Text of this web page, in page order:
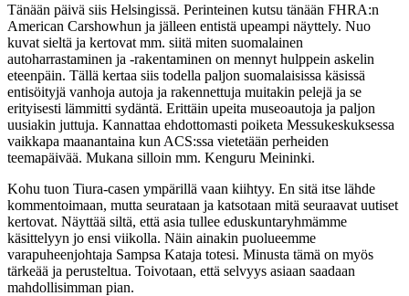
Tänään päivä siis Helsingissä. Perinteinen kutsu tänään FHRA:n
American Carshowhun ja jälleen entistä upeampi näyttely. Nuo
kuvat sieltä ja kertovat mm. siitä miten suomalainen
autoharrastaminen ja -rakentaminen on mennyt hulppein askelin
eteenpäin. Tällä kertaa siis todella paljon suomalaisissa käsissä
entisöityjä vanhoja autoja ja rakennettuja muitakin pelejä ja se
erityisesti lämmitti sydäntä. Erittäin upeita museoautoja ja paljon
uusiakin juttuja. Kannattaa ehdottomasti poiketa Messukeskuksessa
vaikkapa maanantaina kun ACS:ssa vietetään perheiden
teemapäivää. Mukana silloin mm. Kenguru Meininki.
Kohu tuon Tiura-casen ympärillä vaan kiihtyy. En sitä itse lähde
kommentoimaan, mutta seurataan ja katsotaan mitä seuraavat uutiset
kertovat. Näyttää siltä, että asia tullee eduskuntaryhmämme
käsittelyyn jo ensi viikolla. Näin ainakin puolueemme
varapuheenjohtaja Sampsa Kataja totesi. Minusta tämä on myös
tärkeää ja perusteltua. Toivotaan, että selvyys asiaan saadaan
mahdollisimman pian.